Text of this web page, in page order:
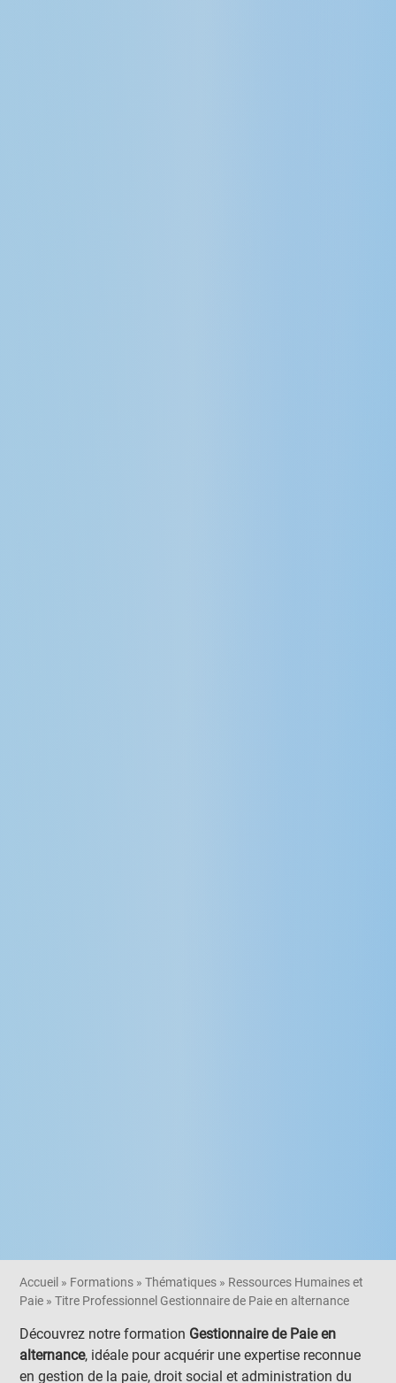
Accueil » Formations »Thématiques » Ressources Humaines et
Paie »Titre Professionnel Gestionnaire de Paie en alternance
Découvrez notre formation Gestionnaire de Paie en
alternance, idéale pour acquérir une expertise reconnue
en gestion de la paie, droit social et administration du